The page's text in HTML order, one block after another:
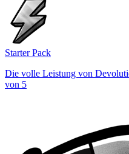
Starter Pack
Die volle Leistung von
von 5